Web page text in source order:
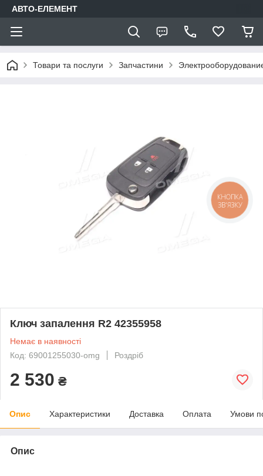
АВТО-ЕЛЕМЕНТ
Товари та послуги Запчастини
Ключ запалення R2 42355958
Немає в наявності
Код: 69001255030-omg
Роздріб
2 530 ₴
Опис Характеристики Доставка Оплата Умови
Опис
КНОПКА
ЗВ'ЯЗКУ